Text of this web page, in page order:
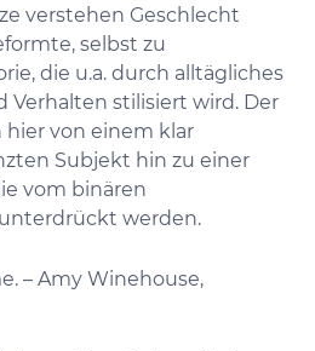
verstehen Geschlecht
selbst zu
die u.a. durch alltägliches
Verhalten stilisiert wird. Der
hier von einem klar
Subjekt hin zu einer
vom binären
werden.
– Amy Winehouse,